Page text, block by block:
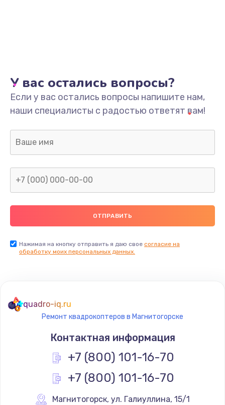
У вас остались вопросы?
Если у вас остались вопросы напишите нам,
наши специалисты с радостью ответят вам!
Нажимая на кнопку отправить я даю свое согласие на
обработку моих персональных данных.
quadro-iq.ru
Ремонт квадрокоптеров в Магнитогорске
Контактная информация
+7 (800) 101-16-70
+7 (800) 101-16-70
Магнитогорск, ул. Галиуллина, 15/1